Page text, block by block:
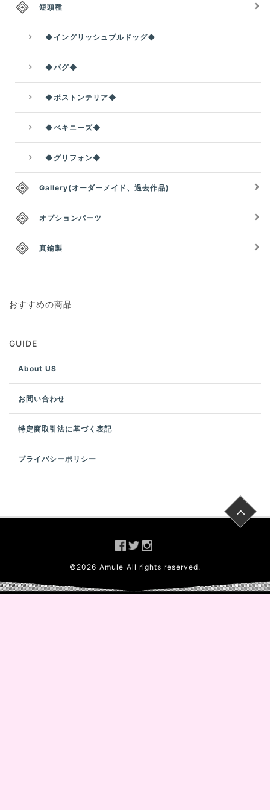
短頭種
◆イングリッシュブルドッグ◆
◆パグ◆
◆ボストンテリア◆
◆ペキニーズ◆
◆グリフォン◆
Gallery(オーダーメイド、過去作品)
オプションパーツ
真鍮製
おすすめの商品
GUIDE
About US
お問い合わせ
特定商取引法に基づく表記
プライバシーポリシー
© 2026 Amule All rights reserved.